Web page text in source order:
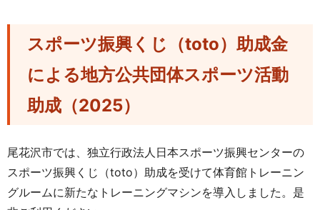
スポーツ振興くじ（toto）助成金
による地方公共団体スポーツ活動
助成（2025）
尾花沢市では、独立行政法人日本スポーツ振興センターの
スポーツ振興くじ（toto）助成を受けて体育館トレーニン
グルームに新たなトレーニングマシンを導入しました。是